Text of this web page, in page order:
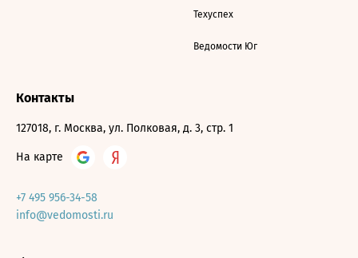
Техуспех
Ведомости Юг
Контакты
127018, г. Москва, ул. Полковая, д. 3, стр. 1
На карте
+7 495 956-34-58
info@vedomosti.ru